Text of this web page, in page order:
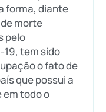
forma, diante
morte
pelo
19, tem sido
o fato de
que possui a
em todo o